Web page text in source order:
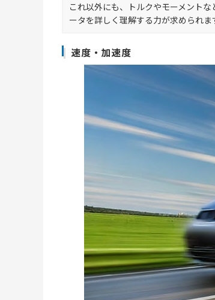
これ以外にも、トルクやモーメント
ータを詳しく理解する力が求められま
速度・加速度